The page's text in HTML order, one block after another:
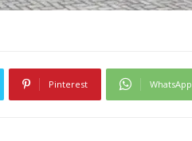
Pinterest WhatsApp